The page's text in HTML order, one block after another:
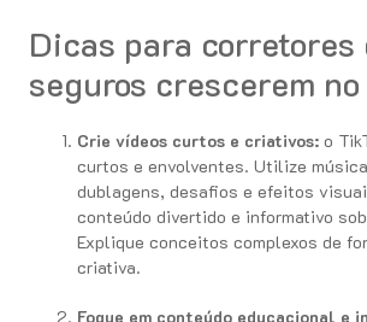
Dicas para corretores
seguros crescerem
Crie vídeos curtos e criativos: o
curtos e envolventes. Utilize
dublagens, desafios e efeitos
conteúdo divertido e informativo
Explique conceitos complexos de
criativa.
Foque em conteúdo educacional e